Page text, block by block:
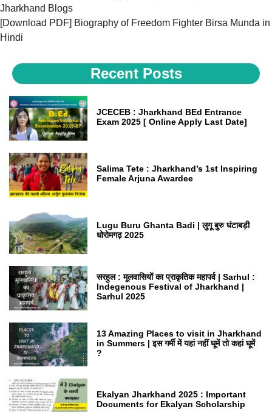
Jharkhand Blogs
[Download PDF] Biography of Freedom Fighter Birsa Munda in
Hindi
Recent Posts
JCECEB : Jharkhand BEd Entrance
Exam 2025 [ Online Apply Last Date]
Salima Tete : Jharkhand’s 1st Inspiring
Female Arjuna Awardee
Lugu Buru Ghanta Badi | लुगू बुरु घंटाबड़ी
धोरोमगढ़ 2025
सरहुल : मूलवासियों का प्राकृतिक महापर्व | Sarhul :
Indegenous Festival of Jharkhand |
Sarhul 2025
13 Amazing Places to visit in Jharkhand
in Summers | इस गर्मी में यहां नहीं घूमें तो कहां घूमें
?
Ekalyan Jharkhand 2025 : Important
Documents for Ekalyan Scholarship